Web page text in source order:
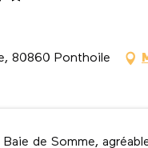
80860 Ponthoile
de Somme,